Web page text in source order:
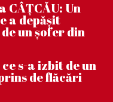
CÂȚCĂU: Un
a depășit
un șofer din
s-a izbit de un
de flăcări